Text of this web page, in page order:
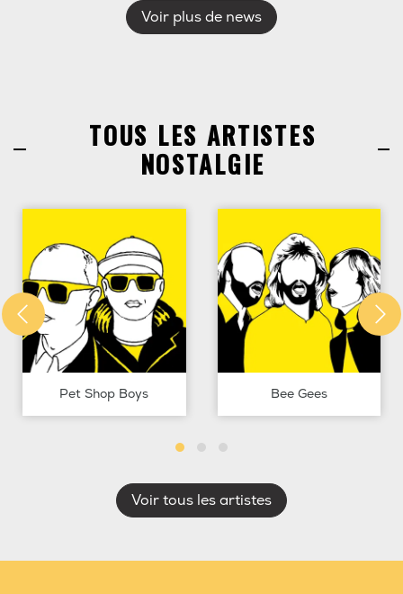
Voir plus de news
TOUS LES ARTISTES
NOSTALGIE
Pet Shop Boys Bee Gees
Voir tous les artistes